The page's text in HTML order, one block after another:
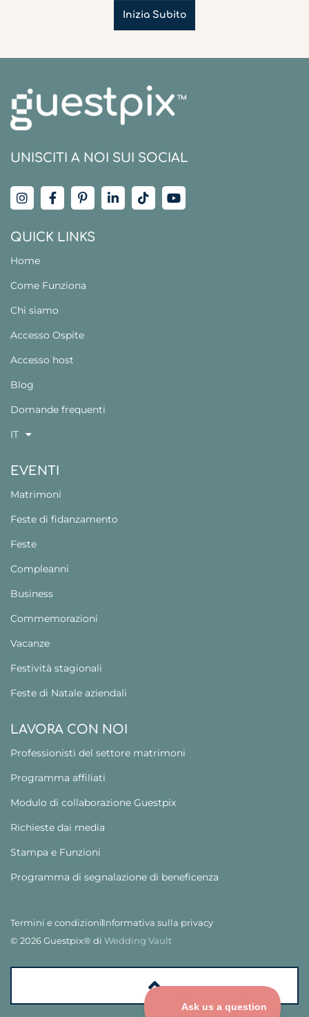
Inizia Subito
UNISCITI A NOI SUI SOCIAL
QUICK LINKS
Home
Come Funziona
Chi siamo
Accesso Ospite
Accesso host
Blog
Domande frequenti
IT
EVENTI
Matrimoni
Feste di fidanzamento
Feste
Compleanni
Business
Commemorazioni
Vacanze
Festività stagionali
Feste di Natale aziendali
LAVORA CON NOI
Professionisti del settore matrimoni
Programma affiliati
Modulo di collaborazione Guestpix
Richieste dai media
Stampa e Funzioni
Programma di segnalazione di beneficenza
© 2026 Guestpix® di Wedding Vault
Termini e condizioniInformativa sulla privacy